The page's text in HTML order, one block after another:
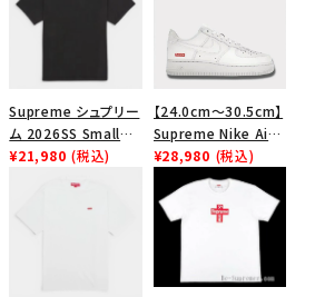
Supreme シュプリー
ム 2026SS Small
Box Tee スモールボ
¥21,980 (税込)
【24.0cm～30.5cm】
Supreme Nike Air
Force 1 Low シュプ
リーム ナイキエアフォ
ース１スニーカー シ
ューズ ホワイト
¥28,980 (税込)